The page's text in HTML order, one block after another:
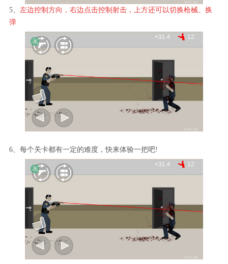
5、 左边控制方向，右边点击控制射击，上方还可以切换枪械、换
弹
6、每个关卡都有一定的难度，快来体验一把吧!